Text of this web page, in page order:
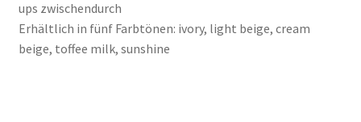
ups zwischendurch
Erhältlich in fünf Farbtönen: ivory, light beige, cream
beige, toffee milk, sunshine